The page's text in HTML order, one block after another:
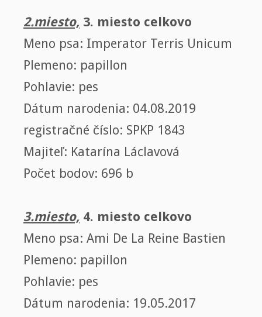
2.miesto, 3. miesto celkovo
Meno psa: Imperator Terris Unicum
Plemeno: papillon
Pohlavie: pes
Dátum narodenia: 04.08.2019
registračné číslo: SPKP 1843
Majiteľ: Katarína Láclavová
Počet bodov: 696 b
3.miesto, 4. miesto celkovo
Meno psa: Ami De La Reine Bastien
Plemeno: papillon
Pohlavie: pes
Dátum narodenia: 19.05.2017